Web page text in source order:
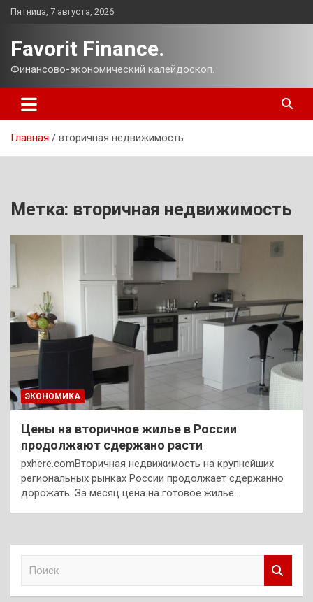
Перейти
Пятница, 7 августа, 2026
Favorit Finance.
Финансово-экономический калейдоскоп.
Главная вторичная недвижимость
Метка: вторичная недвижимость
ЭКОНОМИКА
Цены на вторичное жилье в России
продолжают сдержано расти
pxhere.comВторичная недвижимость на крупнейших
региональных рынках России продолжает сдержанно
дорожать. За месяц цена на готовое жилье…